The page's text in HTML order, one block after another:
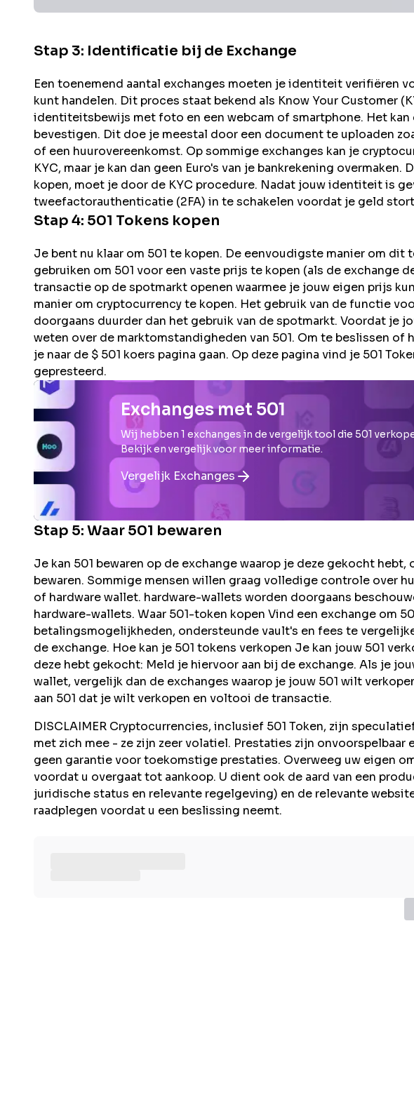
Stap 3: Identificatie bij de Exchange
Een toenemend aantal exchanges moeten je identiteit verifiëren
kunt handelen. Dit proces staat bekend als Know Your Customer
identiteitsbewijs met foto en een webcam of smartphone. Het
bevestigen. Dit doe je meestal door een document te uploaden
of een huurovereenkomst. Op sommige exchanges kan je
KYC, maar je kan dan geen Euro's van je bankrekening overmaken.
kopen, moet je door de KYC procedure. Nadat jouw identiteit is
tweefactorauthenticatie (2FA) in te schakelen voordat je geld
Stap 4: 501 Tokens kopen
Je bent nu klaar om 501 te kopen. De eenvoudigste manier om
gebruiken om 501 voor een vaste prijs te kopen (als de exchange
transactie op de spotmarkt openen waarmee je jouw eigen prijs
manier om cryptocurrency te kopen. Het gebruik van de functie
doorgaans duurder dan het gebruik van de spotmarkt. Voordat je
weten over de marktomstandigheden van 501. Om te beslissen of
je naar de $ 501 koers pagina gaan. Op deze pagina vind je 501
gepresteerd.
Exchanges met 501
Wij hebben 1 exchanges in de vergelijk tool die 501
Bekijk en vergelijk voor meer informatie.
Vergelijk Exchanges
Stap 5: Waar 501 bewaren
Je kan 501 bewaren op de exchange waarop je deze gekocht
bewaren. Sommige mensen willen graag volledige controle over
of hardware wallet. hardware-wallets worden doorgaans
hardware-wallets. Waar 501-token kopen Vind een exchange om
betalingsmogelijkheden, ondersteunde vault's en fees te
de exchange. Hoe kan je 501 tokens verkopen Je kan jouw 501
deze hebt gekocht: Meld je hiervoor aan bij de exchange. Als je
wallet, vergelijk dan de exchanges waarop je jouw 501 wilt
aan 501 dat je wilt verkopen en voltooi de transactie.
DISCLAIMER Cryptocurrencies, inclusief 501 Token, zijn
met zich mee - ze zijn zeer volatiel. Prestaties zijn onvoorspelbaar
geen garantie voor toekomstige prestaties. Overweeg uw eigen
voordat u overgaat tot aankoop. U dient ook de aard van een
juridische status en relevante regelgeving) en de relevante
raadplegen voordat u een beslissing neemt.